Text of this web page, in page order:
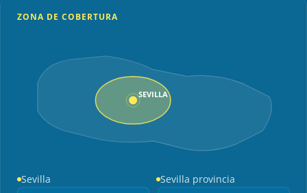
ZONA DE COBERTURA
SEVILLA
Sevilla Sevilla provincia